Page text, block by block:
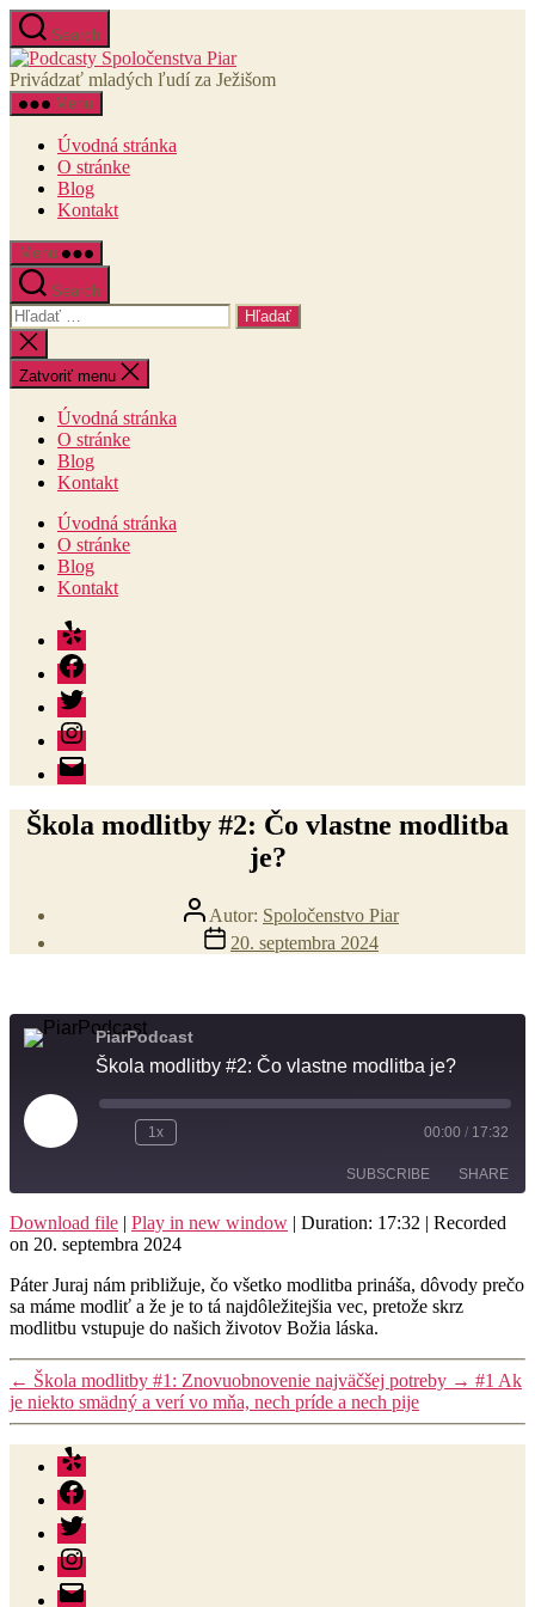
Preskočiť
na
obsah
Search
Podcasty
Spoločenstva
Privádzať mladých ľudí za Ježišom
Menu
Úvodná stránka
O stránke
Blog
Kontakt
Menu
Search
Vyhľadať:
Zatvoriť
vyhľadávanie
Zatvoriť menu
Úvodná stránka
O stránke
Blog
Kontakt
Úvodná stránka
O stránke
Blog
Kontakt
Yelp
Facebook
Twitter
Instagram
E-
mail
Škola modlitby #2: Čo vlastne modlitba
je?
Autor
článku
Autor: Spoločenstvo Piar
Dátum
článku
20. septembra 2024
PiarPodcast
Škola modlitby #2: Čo vlastne modlitba je?
Play
Episode
Rewind
1x
seconds
00:00 / 17:32
SUBSCRIBE SHARE
RSS FEED
SHARE
LINK
EMBED
Download file | Play in new window | Duration: 17:32 | Recorded
on 20. septembra 2024
Páter Juraj nám približuje, čo všetko modlitba prináša, dôvody prečo
sa máme modliť a že je to tá najdôležitejšia vec, pretože skrz
modlitbu vstupuje do našich životov Božia láska.
← Škola modlitby #1: Znovuobnovenie najväčšej potreby → #1 Ak
je niekto smädný a verí vo mňa, nech príde a nech pije
Yelp
Facebook
Twitter
Instagram
E-